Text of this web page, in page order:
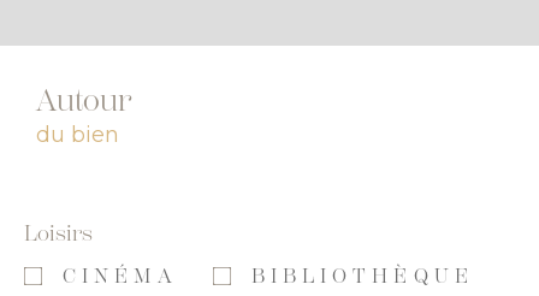
Autour
du bien
Loisirs
CINÉMA BIBLIOTHÈQUE